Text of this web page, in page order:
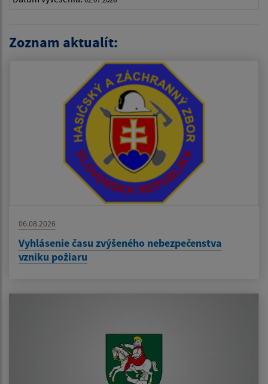
Zoznam aktualít:
06.08.2026
Vyhlásenie času zvýšeného nebezpečenstva
vzniku požiaru